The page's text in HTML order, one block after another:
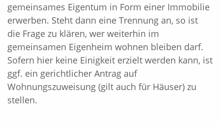
gemeinsames Eigentum in Form einer Immobilie
erwerben. Steht dann eine Trennung an, so ist
die Frage zu klären, wer weiterhin im
gemeinsamen Eigenheim wohnen bleiben darf.
Sofern hier keine Einigkeit erzielt werden kann, ist
ggf. ein gerichtlicher Antrag auf
Wohnungszuweisung (gilt auch für Häuser) zu
stellen.